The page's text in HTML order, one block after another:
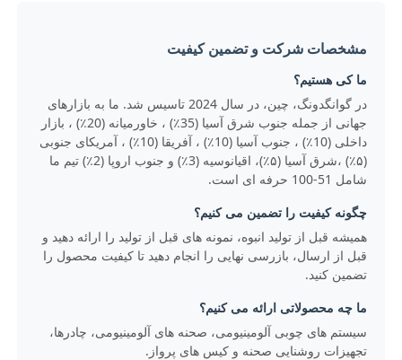
برج بلند
خرپای دایره
تجهیزات صحنه استفاده شده
مشخصات شرکت و تضمین کیفیت
ما کی هستیم؟
در گوانگدونگ، چین، در سال 2024 تاسیس شد. ما به بازارهای
جهانی از جمله جنوب شرق آسیا (35٪) ، خاورمیانه (20٪) ، بازار
داخلی (10٪) ، جنوب آسیا (10٪) ، آفریقا (10٪) ، آمریکای جنوبی
(۵٪) ،شرق آسیا (۵٪)، اقیانوسیه (3٪) و جنوب اروپا (2٪) تیم ما
شامل 51-100 حرفه ای است.
چگونه کیفیت را تضمین می کنیم؟
همیشه قبل از تولید انبوه، نمونه های قبل از تولید را ارائه دهید و
قبل از ارسال، بازرسی نهایی را انجام دهید تا کیفیت محصول را
تضمین کنید.
ما چه محصولاتی ارائه می کنیم؟
سیستم های چوبی آلومینیومی، صحنه های آلومینیومی، چادرها،
تجهیزات روشنایی صحنه و کیس های پرواز.